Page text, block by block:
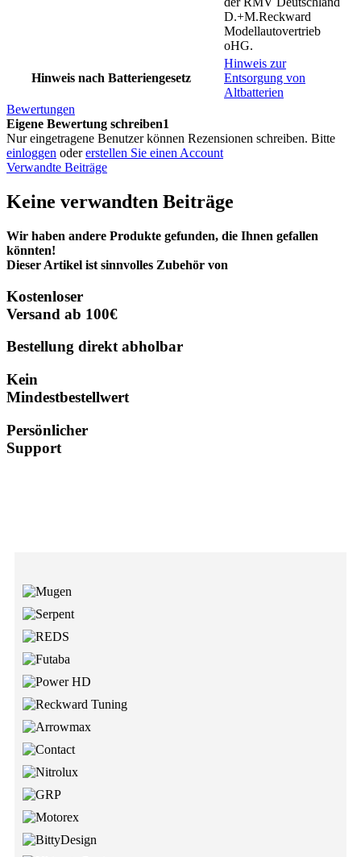
D.+M.Reckward
Modellautovertrieb
oHG.
Hinweis nach Batteriengesetz
Hinweis zur
Entsorgung von
Altbatterien
Bewertungen
Eigene Bewertung schreiben1
Nur eingetragene Benutzer können Rezensionen schreiben. Bitte
einloggen odererstellen Sie einen Account
Verwandte Beiträge
Keine verwandten Beiträge
Wir haben andere Produkte gefunden, die Ihnen gefallen
könnten!
Dieser Artikel ist sinnvolles Zubehör von
Kostenloser
Versand ab 100€
Bestellung direkt abholbar
Kein
Mindestbestellwert
Persönlicher
Support